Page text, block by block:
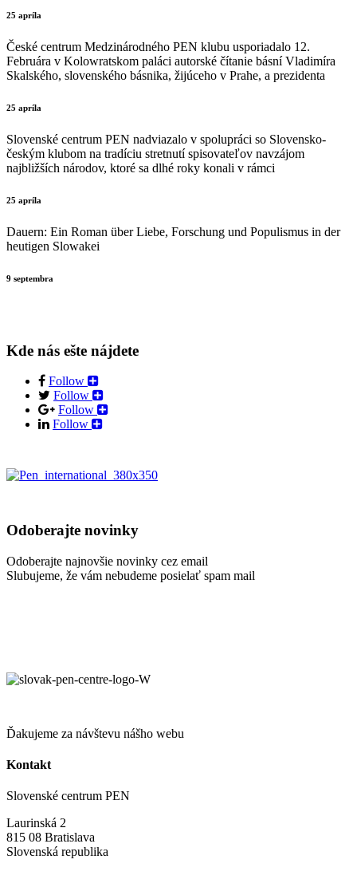
25 apríla
České centrum Medzinárodného PEN klubu usporiadalo 12.
Februára v Kolowratskom paláci autorské čítanie básní Vladimíra
Skalského, slovenského básnika, žijúceho v Prahe, a prezidenta
25 apríla
Slovenské centrum PEN nadviazalo v spolupráci so Slovensko-
českým klubom na tradíciu stretnutí spisovateľov navzájom
najbližších národov, ktoré sa dlhé roky konali v rámci
25 apríla
Dauern: Ein Roman über Liebe, Forschung und Populismus in der
heutigen Slowakei
9 septembra
Kde nás ešte nájdete
Follow
Follow
Follow
Follow
Odoberajte novinky
Odoberajte najnovšie novinky cez email
Slubujeme, že vám nebudeme posielať spam mail
Ďakujeme za návštevu nášho webu
Kontakt
Slovenské centrum PEN
Laurinská 2
815 08 Bratislava
Slovenská republika